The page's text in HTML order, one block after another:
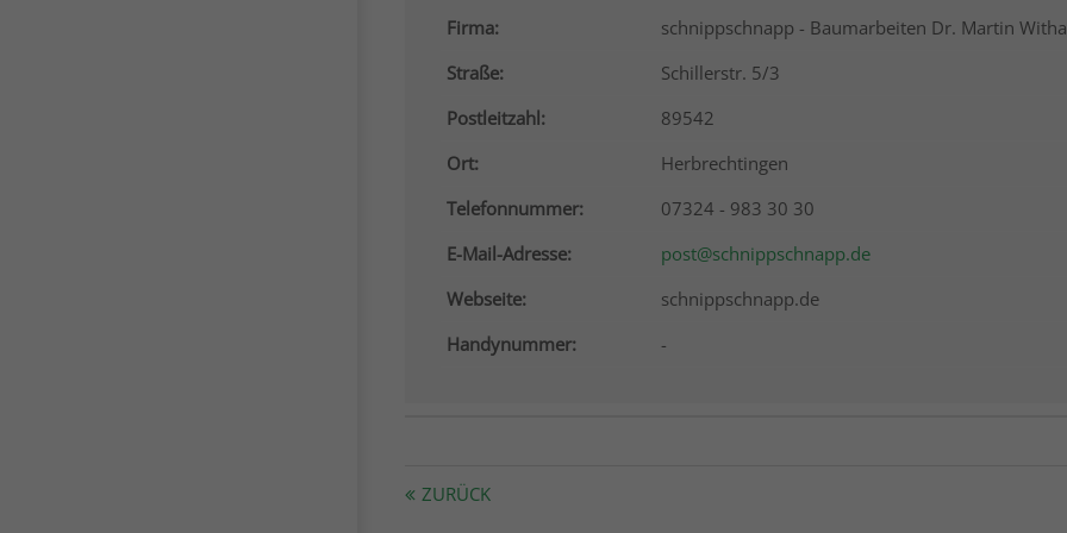
Firma:
schnippschnapp - Baumarbeiten Dr. Martin
Straße:
Schillerstr. 5/3
Postleitzahl:
89542
Ort:
Herbrechtingen
Telefonnummer:
07324 - 983 30 30
E-Mail-Adresse:
post@schnippschnapp.de
Webseite:
schnippschnapp.de
Handynummer:
-
ZURÜCK